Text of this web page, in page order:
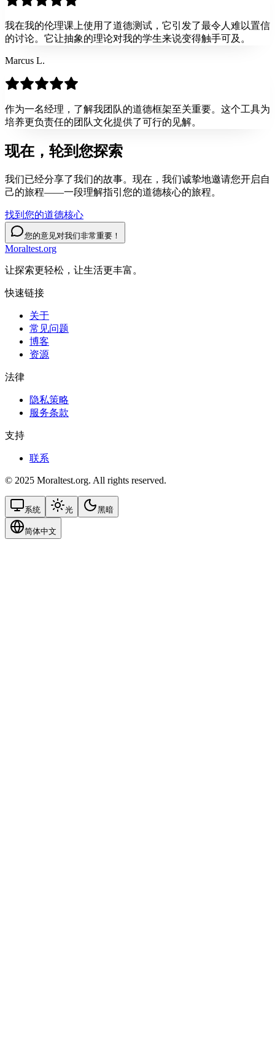
我在我的伦理课上使用了道德测试，它引发了最令人难以置信
的讨论。它让抽象的理论对我的学生来说变得触手可及。
Marcus L.
作为一名经理，了解我团队的道德框架至关重要。这个工具为
培养更负责任的团队文化提供了可行的见解。
现在，轮到您探索
我们已经分享了我们的故事。现在，我们诚挚地邀请您开启自
己的旅程——一段理解指引您的道德核心的旅程。
找到您的道德核心
您的意见对我们非常重要！
Moraltest.org
让探索更轻松，让生活更丰富。
快速链接
关于
常见问题
博客
资源
法律
隐私策略
服务条款
支持
联系
© 2025 Moraltest.org. All rights reserved.
系统 光 黑暗
简体中文